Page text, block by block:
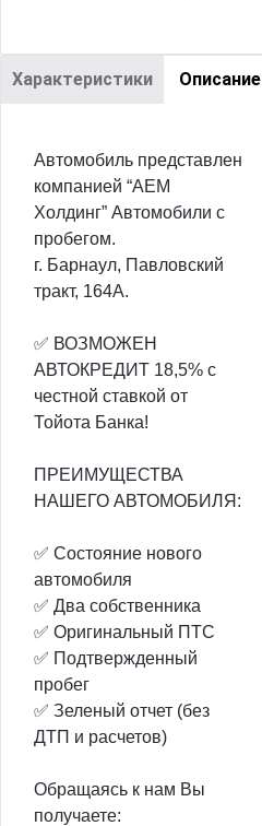
Характеристики Описание
Автомобиль представлен
компанией “АЕМ
Холдинг” Автомобили с
пробегом.
г. Барнаул, Павловский
тракт, 164А.
✅ ВОЗМОЖЕН
АВТОКРЕДИТ 18,5% с
честной ставкой от
Тойота Банка!
ПРЕИМУЩЕСТВА
НАШЕГО АВТОМОБИЛЯ:
✅ Состояние нового
автомобиля
✅ Два собственника
✅ Оригинальный ПТС
✅ Подтвержденный
пробег
✅ Зеленый отчет (без
ДТП и расчетов)
Обращаясь к нам Вы
получаете: